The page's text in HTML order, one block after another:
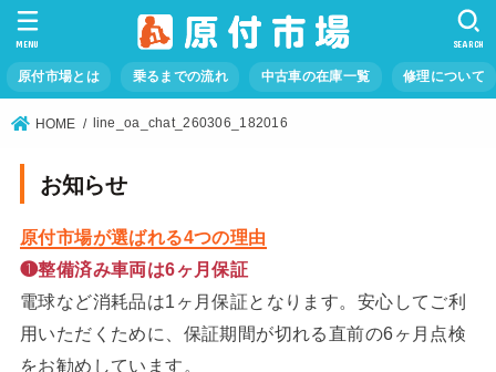
原付市場とは 乗るまでの流れ 中古車の在庫一覧 修理について
SEARCH
MENU
HOME line_oa_chat_260306_182016
お知らせ
原付市場が選ばれる4つの理由
❶整備済み車両は6ヶ月保証
電球など消耗品は1ヶ月保証となります。安心してご利
用いただくために、保証期間が切れる直前の6ヶ月点検
をお勧めしています。